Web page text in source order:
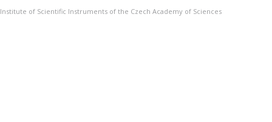
Institute of Scientific Instruments of the Czech Academy of Sciences